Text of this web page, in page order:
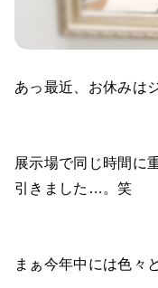
あっ最近、お休みは
展示場で同じ時間に
引きました…。笑
まぁ今年中には色々